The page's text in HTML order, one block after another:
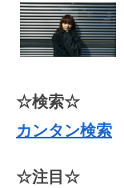
☆検索☆
カンタン検索
☆注目☆